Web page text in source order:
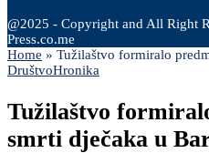
@2025 - Copyright and All Right
Press.co.me
Home » Tužilaštvo formiralo
DruštvoHronika
Tužilaštvo
smrti dječaka u